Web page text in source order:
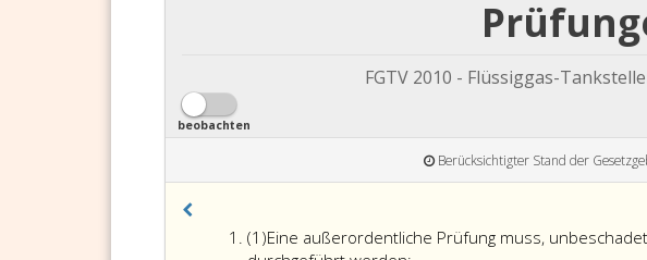
FGTV 2010 - Flüssiggas-
beobachten
Berücksichtigter Stand der
(1)Absatz
Eine außerordentliche Prüfung muss,